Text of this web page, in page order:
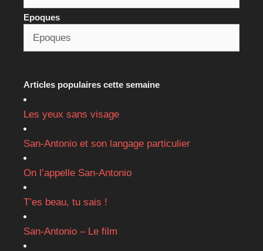
Epoques
Articles populaires cette semaine
Les yeux sans visage
San-Antonio et son langage particulier
On l’appelle San-Antonio
T’es beau, tu sais !
San-Antonio – Le film